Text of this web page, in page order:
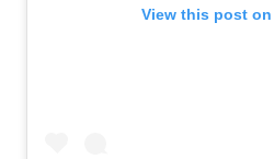
View this post